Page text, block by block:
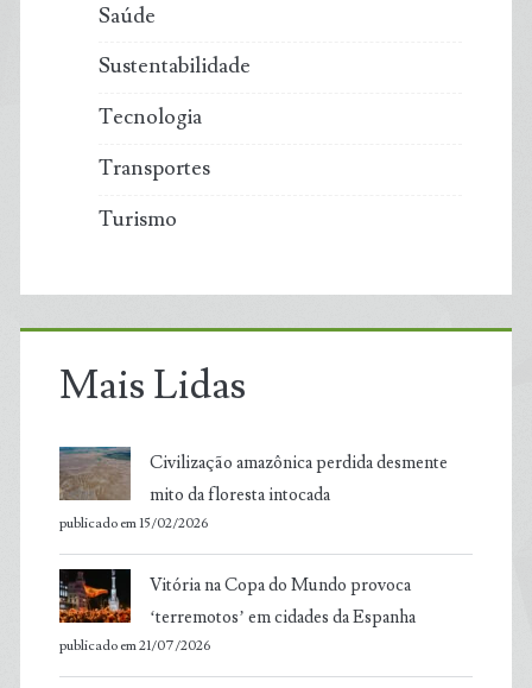
Saúde
Sustentabilidade
Tecnologia
Transportes
Turismo
Mais Lidas
Civilização amazônica perdida desmente
mito da floresta intocada
publicado em 15/02/2026
Vitória na Copa do Mundo provoca
‘terremotos’ em cidades da Espanha
publicado em 21/07/2026